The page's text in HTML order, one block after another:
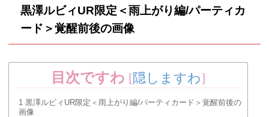
黒澤ルビィUR限定＜雨上がり編/パーティカ
ード＞覚醒前後の画像
目次ですわ [隠しますわ]
1 黒澤ルビィUR限定＜雨上がり編/パーティカード＞覚醒前後の
画像